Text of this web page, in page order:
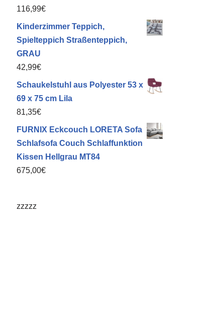
116,99€
Kinderzimmer Teppich,
Spielteppich Straßenteppich,
GRAU
42,99€
Schaukelstuhl aus Polyester 53 x
69 x 75 cm Lila
81,35€
FURNIX Eckcouch LORETA Sofa
Schlafsofa Couch Schlaffunktion
Kissen Hellgrau MT84
675,00€
zzzzz